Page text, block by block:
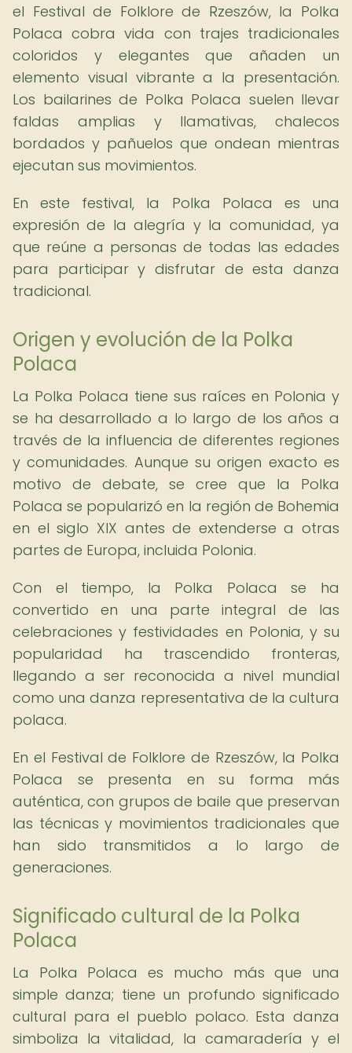
el Festival de Folklore de Rzeszów, la Polka
Polaca cobra vida con trajes tradicionales
coloridos y elegantes que añaden un
elemento visual vibrante a la presentación.
Los bailarines de Polka Polaca suelen llevar
faldas amplias y llamativas, chalecos
bordados y pañuelos que ondean mientras
ejecutan sus movimientos.
En este festival, la Polka Polaca es una
expresión de la alegría y la comunidad, ya
que reúne a personas de todas las edades
para participar y disfrutar de esta danza
tradicional.
Origen y evolución de la Polka
Polaca
La Polka Polaca tiene sus raíces en Polonia y
se ha desarrollado a lo largo de los años a
través de la influencia de diferentes regiones
y comunidades. Aunque su origen exacto es
motivo de debate, se cree que la Polka
Polaca se popularizó en la región de Bohemia
en el siglo XIX antes de extenderse a otras
partes de Europa, incluida Polonia.
Con el tiempo, la Polka Polaca se ha
convertido en una parte integral de las
celebraciones y festividades en Polonia, y su
popularidad ha trascendido fronteras,
llegando a ser reconocida a nivel mundial
como una danza representativa de la cultura
polaca.
En el Festival de Folklore de Rzeszów, la Polka
Polaca se presenta en su forma más
auténtica, con grupos de baile que preservan
las técnicas y movimientos tradicionales que
han sido transmitidos a lo largo de
generaciones.
Significado cultural de la Polka
Polaca
La Polka Polaca es mucho más que una
simple danza; tiene un profundo significado
cultural para el pueblo polaco. Esta danza
simboliza la vitalidad, la camaradería y el